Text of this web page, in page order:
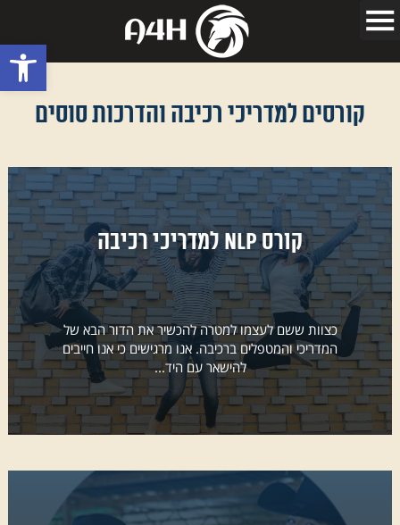
פתח
קורסים למדריכי רכיבה והדרכות סוסים
קורס NLP למדריכי רכיבה
כצוות ששם לעצמו למטרה להכשיר את הדור הבא של
המדריכי והמטפלים ברכיבה. אנו מרגישים כי אנו חייבים
להישאר עם היד...